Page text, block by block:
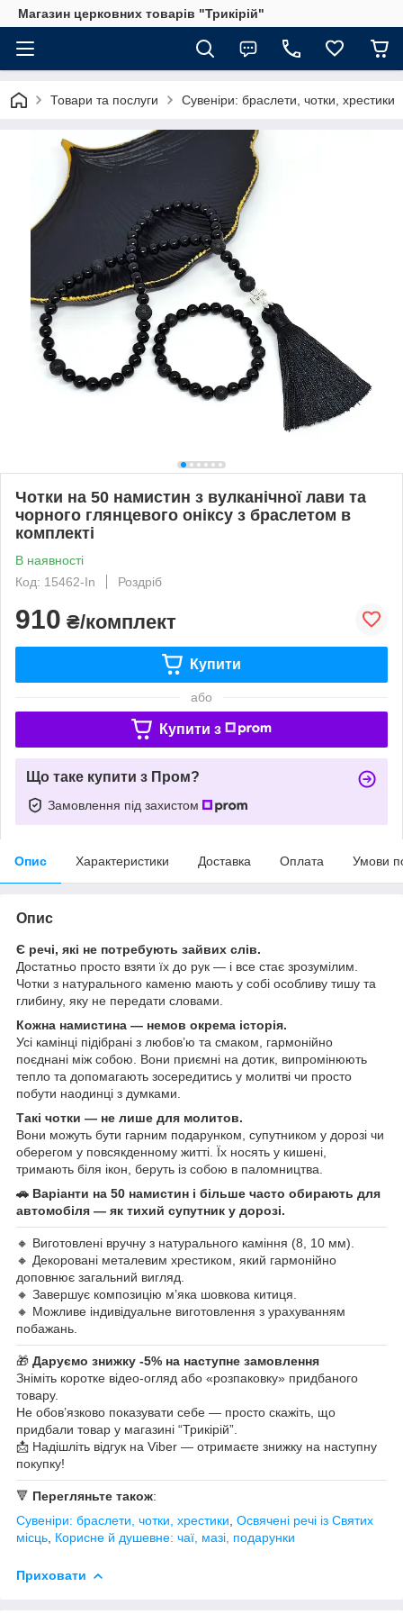
Магазин церковних товарів "Трикірій"
Товари та послуги Сувеніри: браслети, чотки, хрестики
Чотки на 50 намистин з вулканічної лави та
чорного глянцевого оніксу з браслетом в
комплекті
В наявності
Код: 15462-In
Роздріб
910 ₴/комплект
Купити
або
Купити з
Що таке купити з Пром?
Замовлення під захистом
Опис Характеристики Доставка Оплата Умови
Опис
Є речі, які не потребують зайвих слів.
Достатньо просто взяти їх до рук — і все стає зрозумілим.
Чотки з натурального каменю мають у собі особливу тишу та
глибину, яку не передати словами.
Кожна намистина — немов окрема історія.
Усі камінці підібрані з любов’ю та смаком, гармонійно
поєднані між собою. Вони приємні на дотик, випромінюють
тепло та допомагають зосередитись у молитві чи просто
побути наодинці з думками.
Такі чотки — не лише для молитов.
Вони можуть бути гарним подарунком, супутником у дорозі чи
оберегом у повсякденному житті. Їх носять у кишені,
тримають біля ікон, беруть із собою в паломництва.
🚗 Варіанти на 50 намистин і більше часто обирають для
автомобіля — як тихий супутник у дорозі.
🔸 Виготовлені вручну з натурального каміння (8, 10 мм).
🔸 Декоровані металевим хрестиком, який гармонійно
доповнює загальний вигляд.
🔸 Завершує композицію м’яка шовкова китиця.
🔸 Можливе індивідуальне виготовлення з урахуванням
побажань.
🎁 Даруємо знижку -5% на наступне замовлення
Зніміть коротке відео-огляд або «розпаковку» придбаного
товару.
Не обов’язково показувати себе — просто скажіть, що
придбали товар у магазині “Трикірій”.
📩 Надішліть відгук на Viber — отримаєте знижку на наступну
покупку!
🔻 Перегляньте також:
Сувеніри: браслети, чотки, хрестики Освячені речі із Святих
місць Корисне й душевне: чаї, мазі, подарунки
Приховати